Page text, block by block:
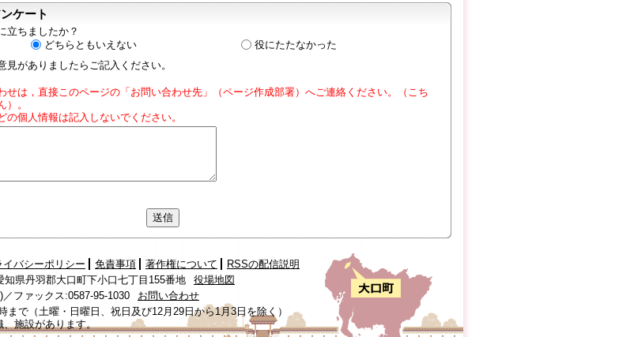
ケート
立ちましたか？
どちらともいえない
役にたたなかった
見がありましたらご記入ください。
せは，直接このページの「お問い合わせ先」（ページ作成部署）へご連絡ください。（こち
）。
の個人情報は記入しないでください。
イバシーポリシー 免責事項 著作権について
RSSの配信説明
県丹羽郡大口町下小口七丁目155番地
役場地図
ファックス:0587-95-1030
お問い合わせ
まで（土曜・日曜日、祝日及び12月29日から1月3日を除く）
施設があります。